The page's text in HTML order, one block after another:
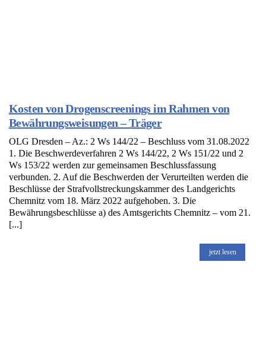
Kosten von Drogenscreenings im Rahmen von
Bewährungsweisungen – Träger
OLG Dresden – Az.: 2 Ws 144/22 – Beschluss vom 31.08.2022
1. Die Beschwerdeverfahren 2 Ws 144/22, 2 Ws 151/22 und 2
Ws 153/22 werden zur gemeinsamen Beschlussfassung
verbunden. 2. Auf die Beschwerden der Verurteilten werden die
Beschlüsse der Strafvollstreckungskammer des Landgerichts
Chemnitz vom 18. März 2022 aufgehoben. 3. Die
Bewährungsbeschlüsse a) des Amtsgerichts Chemnitz – vom 21.
[...]
jetzt lesen